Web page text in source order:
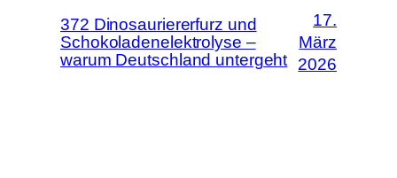
372 Dinosauriererfurz und
Schokoladenelektrolyse –
warum Deutschland untergeht
17.
März
2026